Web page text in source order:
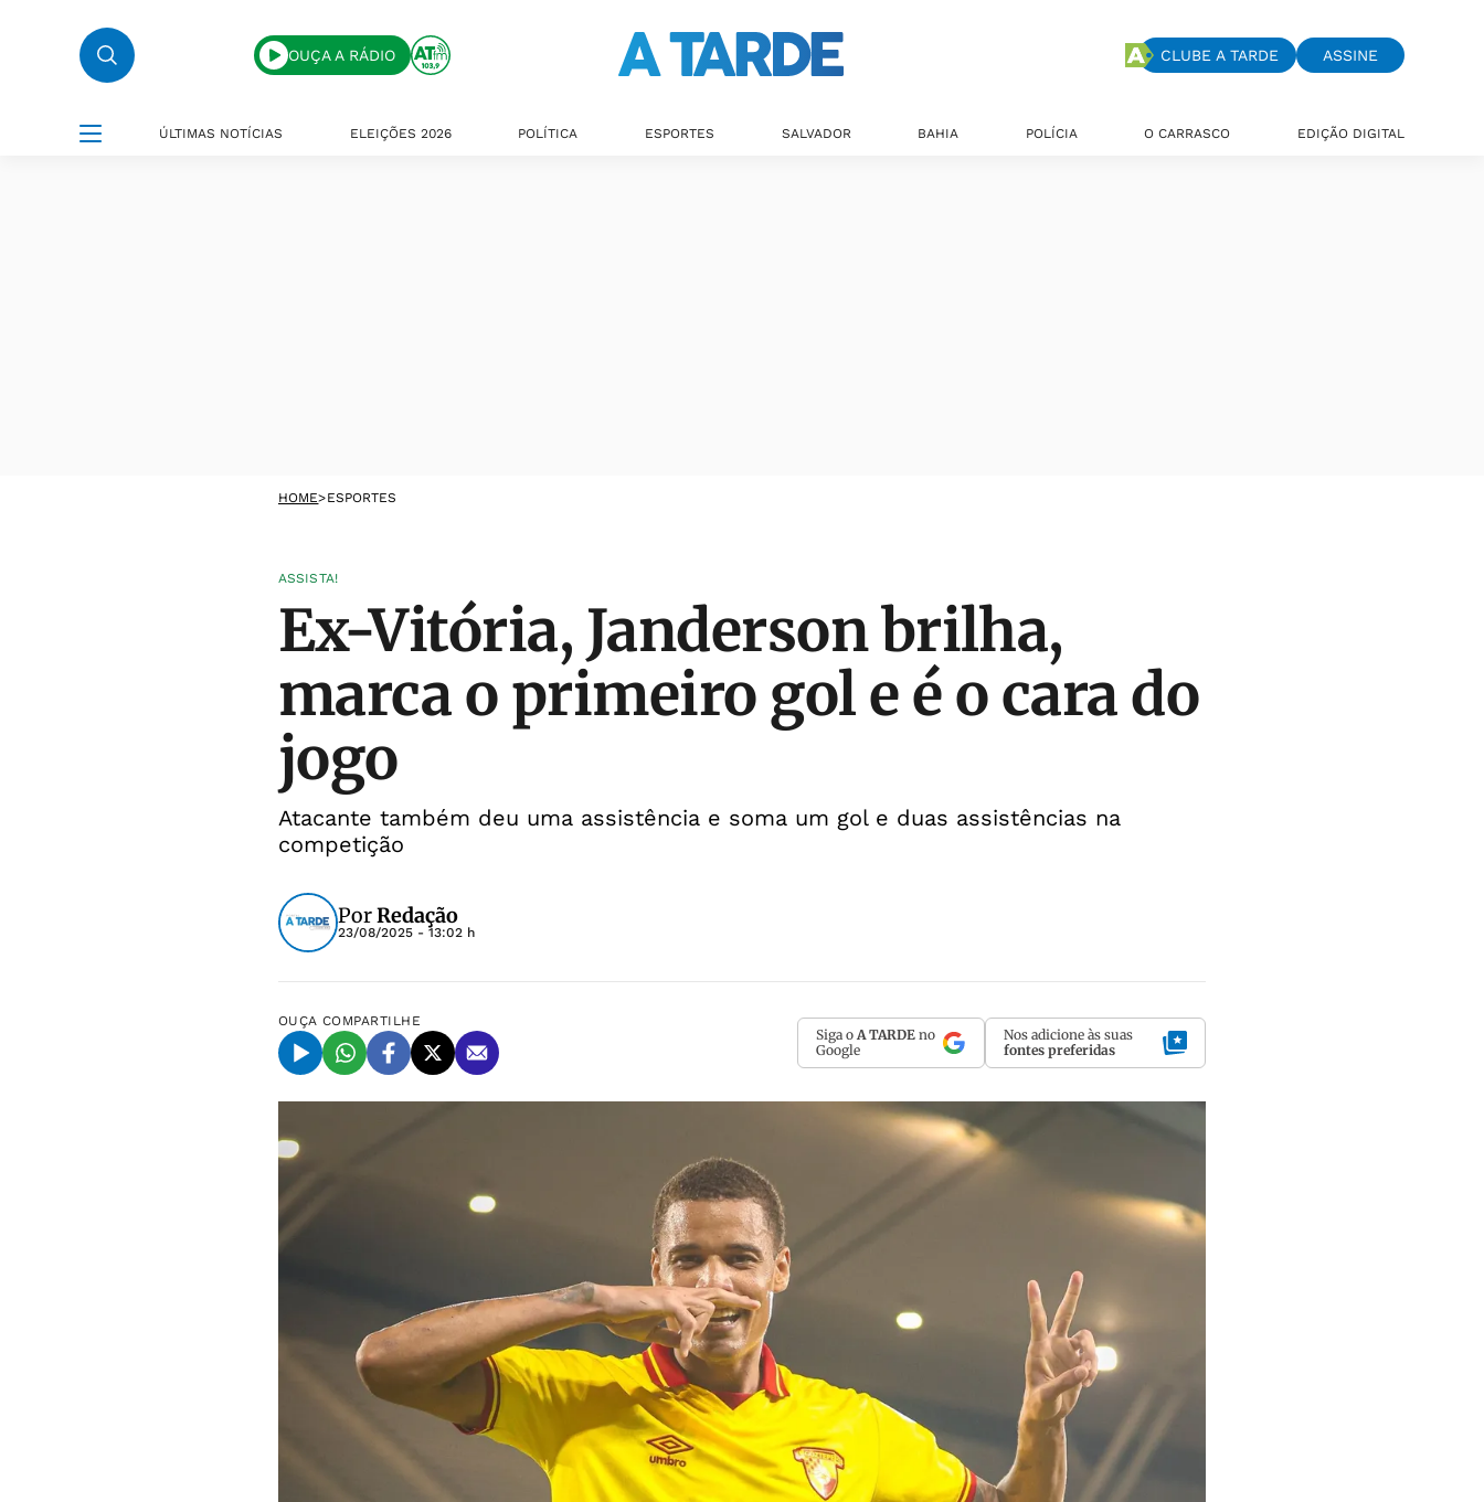
OUÇA A RÁDIO CLUBE A TARDE ASSINE
ÚLTIMAS NOTÍCIAS ELEIÇÕES 2026 POLÍTICA ESPORTES SALVADOR BAHIA POLÍCIA O CARRASCO EDIÇÃO DIGITAL
HOME>ESPORTES
ASSISTA!
Ex-Vitória, Janderson brilha,
marca o primeiro gol e é o cara do
jogo
Atacante também deu uma assistência e soma um gol e duas assistências na
competição
PorRedação
23/08/2025 - 13:02 h
OUÇA COMPARTILHE
Siga o A TARDE no
Google
Nos adicione às suas
fontes preferidas